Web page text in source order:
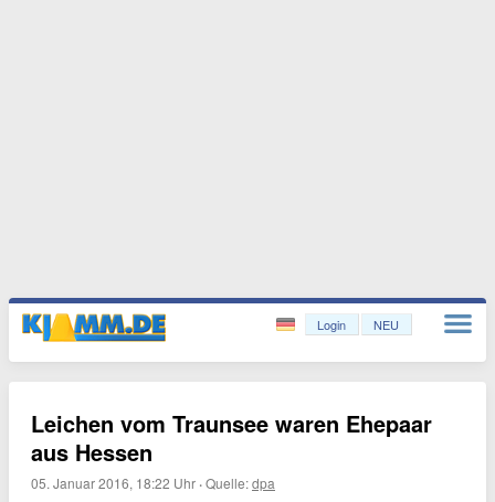
Login NEU
Leichen vom Traunsee waren Ehepaar
aus Hessen
05. Januar 2016, 18:22 Uhr ·Quelle:dpa